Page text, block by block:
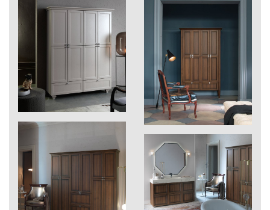
Diamante: scheda tecnica
Voir pdf ›
Laccato colore opaco
901
Laccato colore lucido